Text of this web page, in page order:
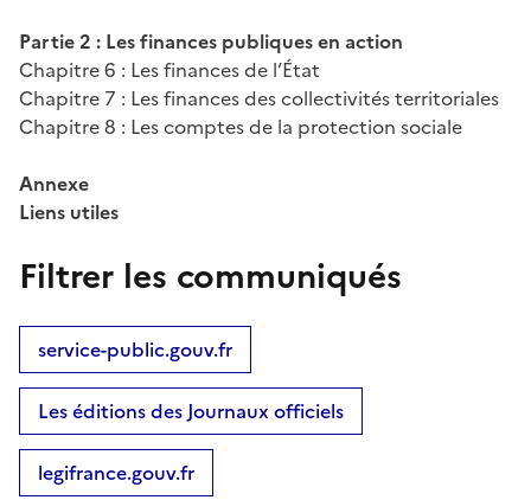
Partie 2 : Les finances publiques en action
Chapitre 6 : Les finances de l’État
Chapitre 7 : Les finances des collectivités territoriales
Chapitre 8 : Les comptes de la protection sociale
Annexe
Liens utiles
Filtrer les communiqués
service-public.gouv.fr
Les éditions des Journaux officiels
legifrance.gouv.fr